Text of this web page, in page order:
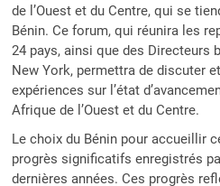
de l’Ouest et du Centre, qui se
Bénin. Ce forum, qui réunira les
24 pays, ainsi que des Directeurs
New York, permettra de discuter
expériences sur l’état
Afrique de l’Ouest et du Centre.
Le choix du Bénin pour accueillir
progrès significatifs enregistrés
dernières années. Ces progrès